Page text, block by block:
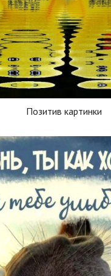
Позитив картинки